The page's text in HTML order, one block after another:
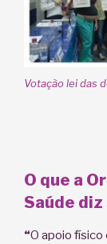
Votação lei das
O que a
Saúde diz
“O apoio